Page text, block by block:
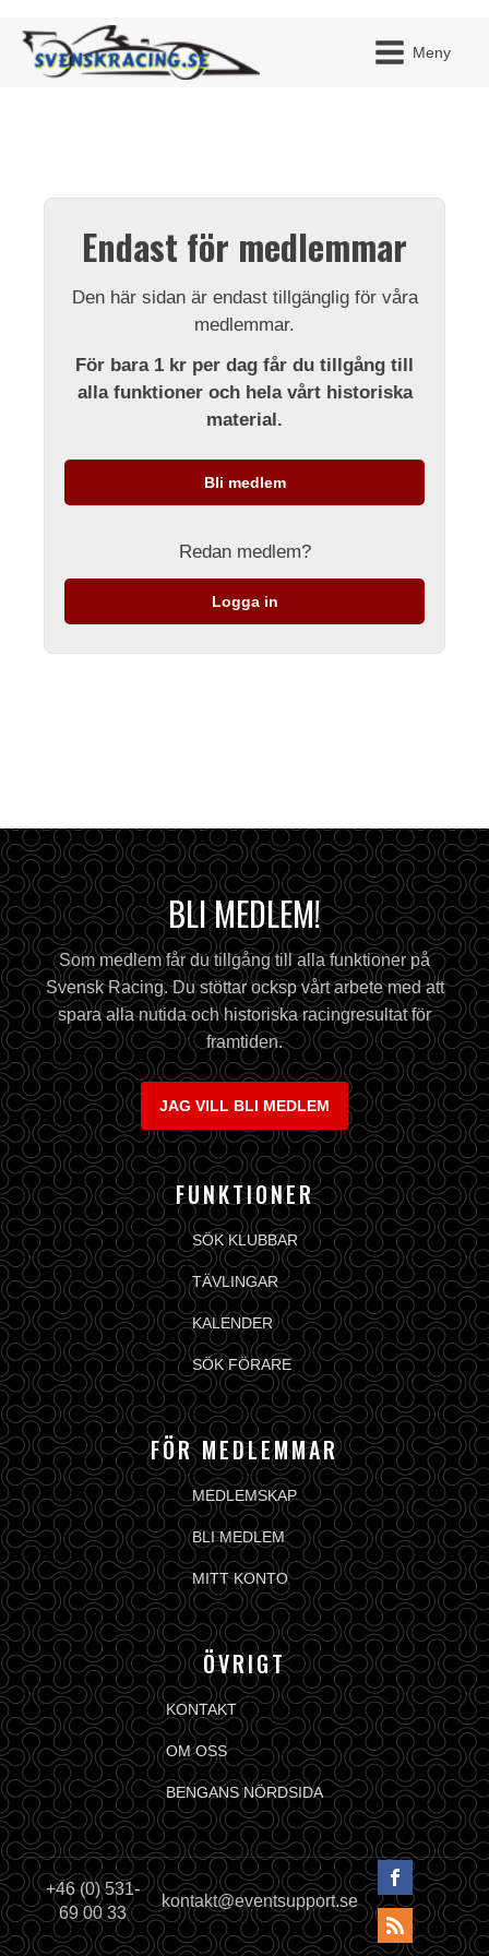
Meny
Endast för medlemmar
Den här sidan är endast tillgänglig för våra
medlemmar.
För bara 1 kr per dag får du tillgång till
alla funktioner och hela vårt historiska
material.
Bli medlem
Redan medlem?
Logga in
BLI MEDLEM!
Som medlem får du tillgång till alla funktioner på
Svensk Racing. Du stöttar ocksp vårt arbete med att
spara alla nutida och historiska racingresultat för
framtiden.
JAG VILL BLI MEDLEM
FUNKTIONER
SÖK KLUBBAR
TÄVLINGAR
KALENDER
SÖK FÖRARE
FÖR MEDLEMMAR
MEDLEMSKAP
BLI MEDLEM
MITT KONTO
ÖVRIGT
KONTAKT
OM OSS
BENGANS NÖRDSIDA
+46 (0) 531-
69 00 33
kontakt@eventsupport.se